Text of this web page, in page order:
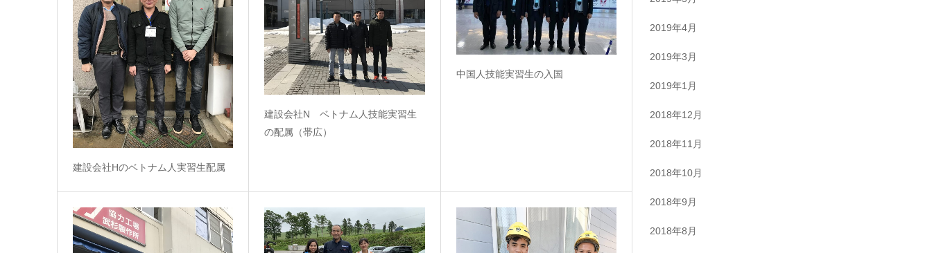
建設会社Hのベトナム人実習生配属
建設会社N ベトナム人技能実習生
の配属（帯広）
中国人技能実習生の入国
2019年4月
2019年3月
2019年1月
2018年12月
2018年11月
2018年10月
2018年9月
2018年8月